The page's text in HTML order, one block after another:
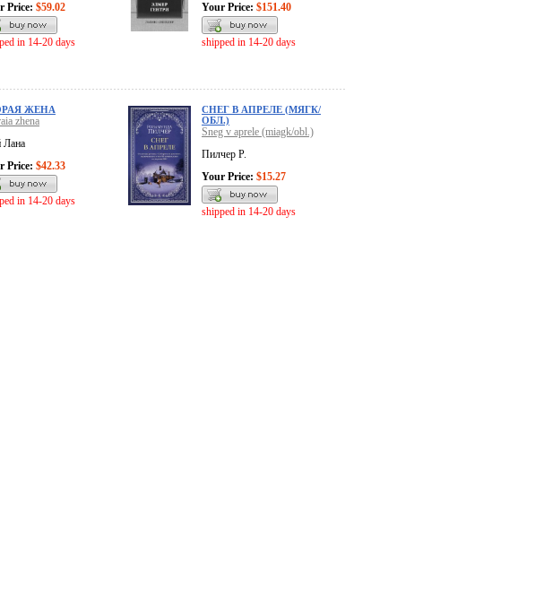
Price: $59.02
in 14-20 days
Your Price: $151.40
shipped in 14-20 days
ЖЕНА
zhena
Price: $42.33
in 14-20 days
СНЕГ В АПРЕЛЕ (МЯГК/
ОБЛ.)
Sneg v aprele (miagk/obl.)
Пилчер Р.
Your Price: $15.27
shipped in 14-20 days